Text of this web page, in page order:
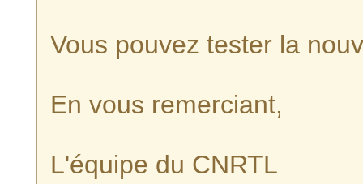
Vous pouvez tester la
En vous remerciant,
L'équipe du CNRTL